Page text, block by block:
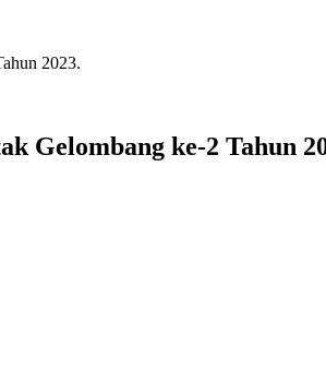
2023.
Gelombang ke-2 Tahun